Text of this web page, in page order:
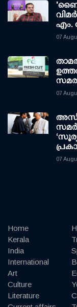
'ബൈ
07
07
07
Home
Kerala
India
International
Art
Culture
Literature